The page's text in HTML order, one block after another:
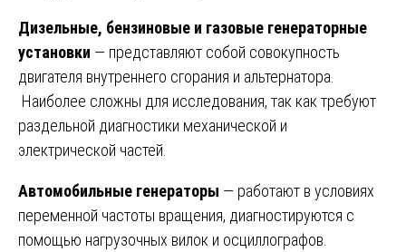
Дизельные, бензиновые и газовые генераторные
установки — представляют собой совокупность
двигателя внутреннего сгорания и альтернатора.
Наиболее сложны для исследования, так как требуют
раздельной диагностики механической и
электрической частей.
Автомобильные генераторы — работают в условиях
переменной частоты вращения, диагностируются с
помощью нагрузочных вилок и осциллографов.